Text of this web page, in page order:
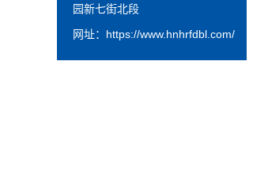
园新七街北段
网址： https://www.hnhrfdbl.com/